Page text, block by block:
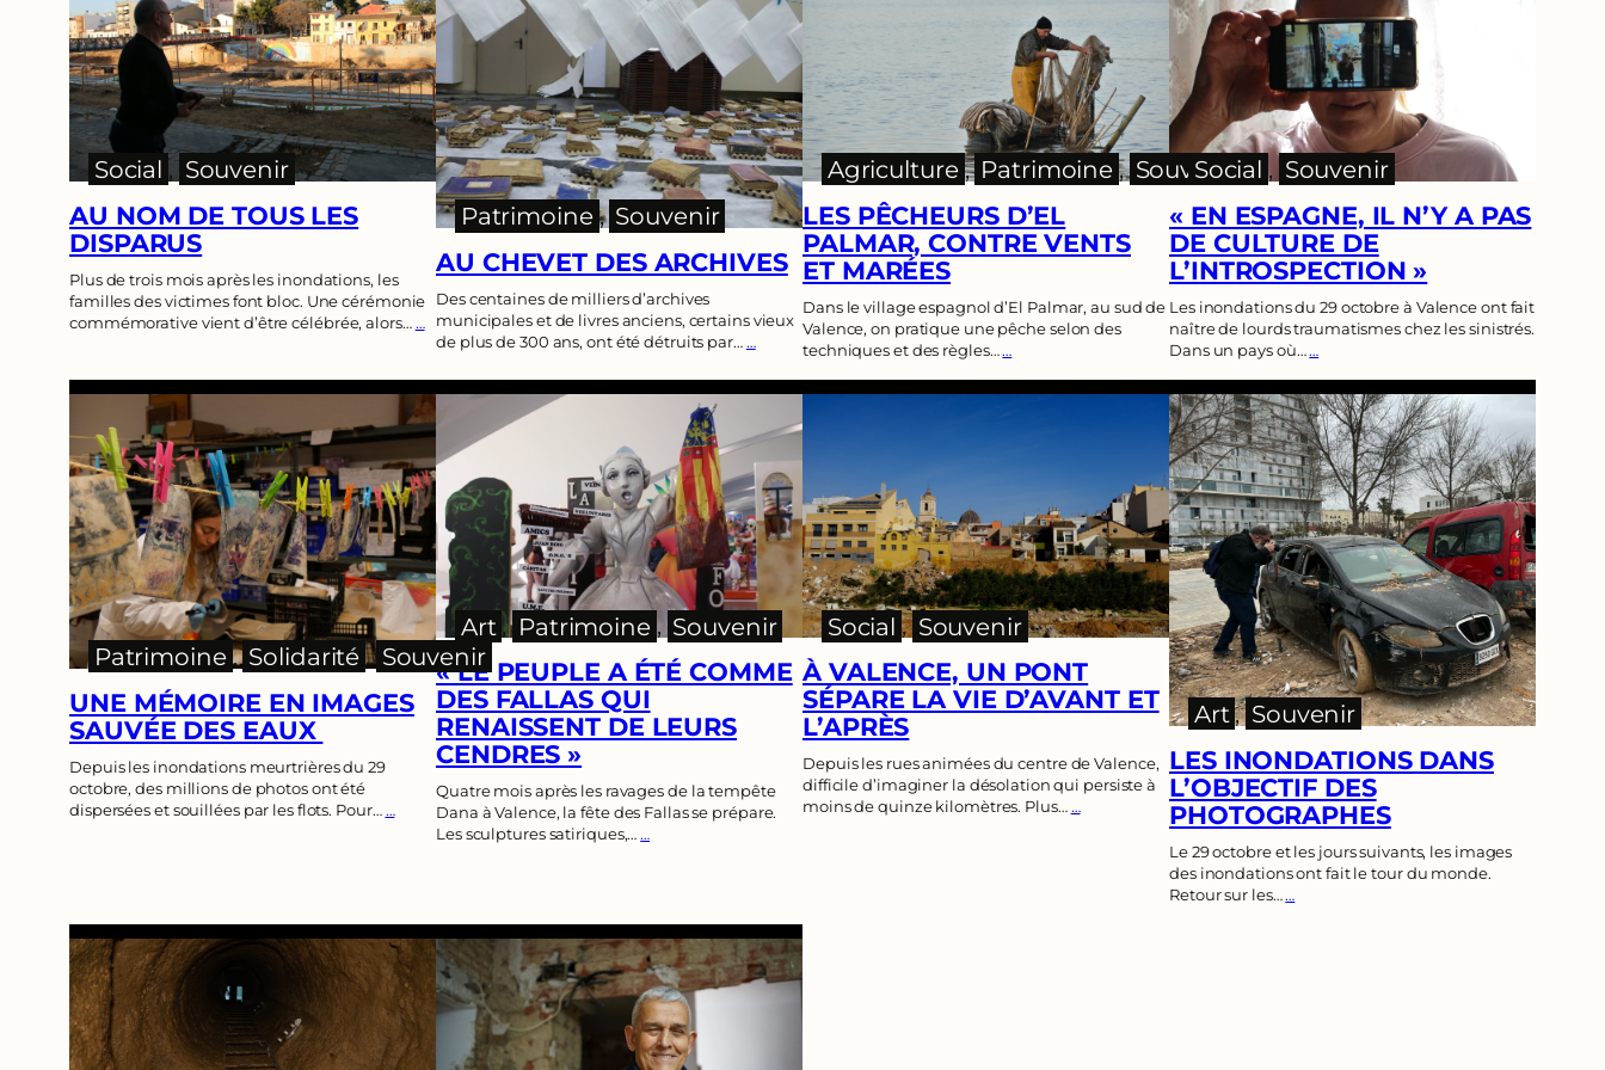
Social , Souvenir
AU NOM DE TOUS LES
DISPARUS
Plus de trois mois après les inondations, les
familles des victimes font bloc. Une cérémonie
commémorative vient d’être célébrée, alors… …
Patrimoine , Souvenir
AU CHEVET DES ARCHIVES
Des centaines de milliers d’archives
municipales et de livres anciens, certains vieux
de plus de 300 ans, ont été détruits par… …
Agriculture , Patrimoine , Souvenir
LES PÊCHEURS D’EL
PALMAR, CONTRE VENTS
ET MARÉES
Dans le village espagnol d’El Palmar, au sud de
Valence, on pratique une pêche selon des
techniques et des règles……
Social , Souvenir
« EN ESPAGNE, IL N’Y A PAS
DE CULTURE DE
L’INTROSPECTION »
Les inondations du 29 octobre à Valence ont fait
naître de lourds traumatismes chez les sinistrés.
Dans un pays où……
Patrimoine , Solidarité , Souvenir
UNE MÉMOIRE EN IMAGES
SAUVÉE DES EAUX
Depuis les inondations meurtrières du 29
octobre, des millions de photos ont été
dispersées et souillées par les flots. Pour… …
Art, Patrimoine , Souvenir
« LE PEUPLE A ÉTÉ COMME
DES FALLAS QUI
RENAISSENT DE LEURS
CENDRES »
Quatre mois après les ravages de la tempête
Dana à Valence, la fête des Fallas se prépare.
Les sculptures satiriques,……
Social , Souvenir
À VALENCE, UN PONT
SÉPARE LA VIE D’AVANT ET
L’APRÈS
Depuis les rues animées du centre de Valence,
difficile d’imaginer la désolation qui persiste à
moins de quinze kilomètres. Plus……
Art, Souvenir
LES INONDATIONS DANS
L’OBJECTIF DES
PHOTOGRAPHES
Le 29 octobre et les jours suivants, les images
des inondations ont fait le tour du monde.
Retour sur les……